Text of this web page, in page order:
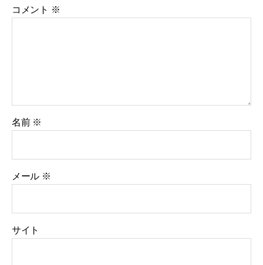
コメント ※
名前 ※
メール ※
サイト